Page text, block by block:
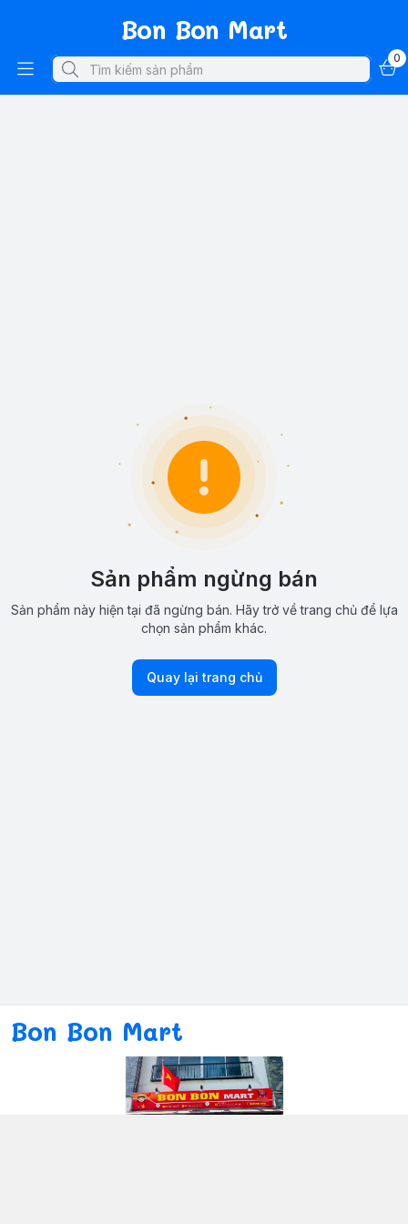
Bon Bon Mart
0
Sản phẩm ngừng bán
Sản phẩm này hiện tại đã ngừng bán. Hãy trở về trang chủ để lựa
chọn sản phẩm khác.
Quay lại trang chủ
Bon Bon Mart